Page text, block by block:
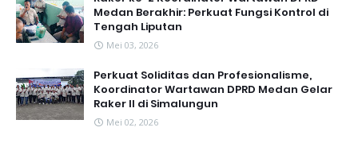
Medan Berakhir: Perkuat Fungsi Kontrol di
Tengah Liputan
Mei 03, 2026
Perkuat Soliditas dan Profesionalisme,
Koordinator Wartawan DPRD Medan Gelar
Raker II di Simalungun
Mei 02, 2026